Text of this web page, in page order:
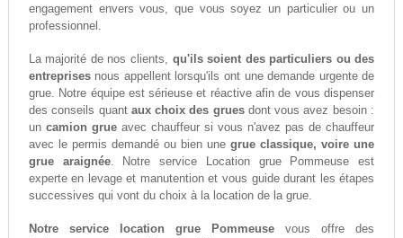
engagement envers vous, que vous soyez un particulier ou un
professionnel.
La majorité de nos clients, qu'ils soient des particuliers ou des
entreprisesnous appellent lorsqu'ils ont une demande urgente de
grue. Notre équipe est sérieuse et réactive afin de vous dispenser
des conseils quant aux choix des gruesdont vous avez besoin :
un camion grueavec chauffeur si vous n'avez pas de chauffeur
avec le permis demandé ou bien unegrue classique, voire une
grue araignée. Notre service Location grue Pommeuse est
experte en levage et manutention et vous guide durant les étapes
successives qui vont du choix à la location de la grue.
Notre service location grue Pommeuse vous offre des